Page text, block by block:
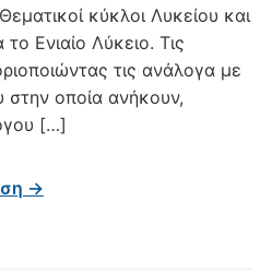
κύκλοι Λυκείου και
Ενιαίο Λύκειο. Τις
τις ανάλογα με
στην οποία ανήκουν,
[…]
→